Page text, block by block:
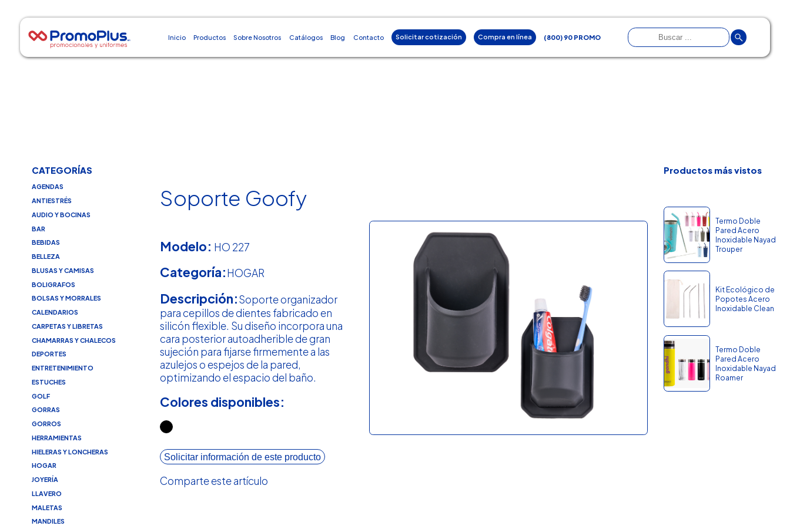
Inicio Productos Sobre Nosotros Catálogos Blog Contacto Solicitar cotización Compra en línea (800) 90 PROMO
CATEGORÍAS
AGENDAS
ANTIESTRÉS
AUDIO Y BOCINAS
BAR
BEBIDAS
BELLEZA
BLUSAS Y CAMISAS
BOLIGRAFOS
BOLSAS Y MORRALES
CALENDARIOS
CARPETAS Y LIBRETAS
CHAMARRAS Y CHALECOS
DEPORTES
ENTRETENIMIENTO
ESTUCHES
GOLF
GORRAS
GORROS
HERRAMIENTAS
HIELERAS Y LONCHERAS
HOGAR
JOYERÍA
LLAVERO
MALETAS
MANDILES
Soporte Goofy
Modelo: HO 227
Categoría:HOGAR
Descripción:Soporte organizador
para cepillos de dientes fabricado en
silicón flexible. Su diseño incorpora una
cara posterior autoadherible de gran
sujeción para fijarse firmemente a las
azulejos o espejos de la pared,
optimizando el espacio del baño.
Colores disponibles:
Solicitar información de este producto
Comparte este artículo
Productos más vistos
Termo Doble
Pared Acero
Inoxidable Nayad
Trouper
Kit Ecológico de
Popotes Acero
Inoxidable Clean
Termo Doble
Pared Acero
Inoxidable Nayad
Roamer